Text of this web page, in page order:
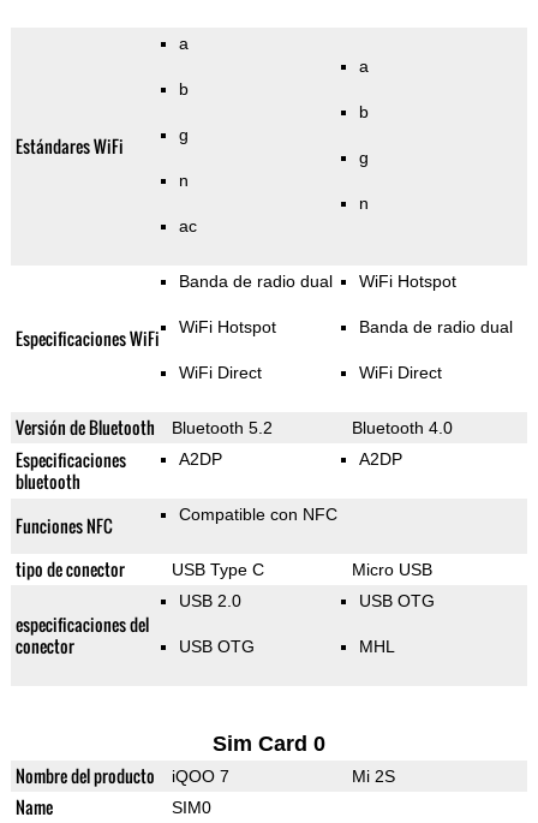
Estándares WiFi
a
b
g
n
ac
a
b
g
n
Especificaciones WiFi
Banda de radio dual
WiFi Hotspot
WiFi Direct
WiFi Hotspot
Banda de radio dual
WiFi Direct
Versión de Bluetooth Bluetooth 5.2 Bluetooth 4.0
Especificaciones
bluetooth
A2DP A2DP
Funciones NFC Compatible con NFC
tipo de conector USB Type C Micro USB
especificaciones del
conector
USB 2.0
USB OTG
USB OTG
MHL
Sim Card 0
Nombre del producto iQOO 7 Mi 2S
Name SIM0